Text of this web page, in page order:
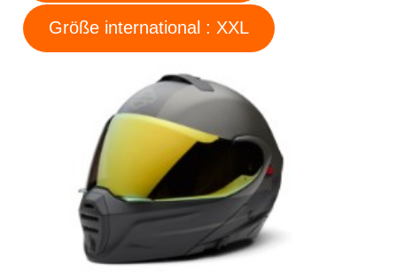
Größe international : XXL